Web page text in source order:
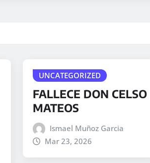
UNCATEGORIZED
FALLECE DON CELSO
MATEOS
Ismael Muñoz Garcia
Mar 23, 2026